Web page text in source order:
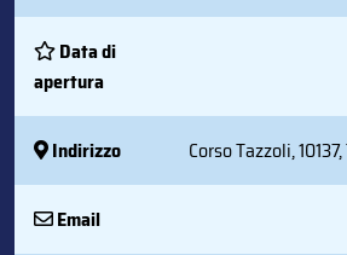
Data di
apertura
Indirizzo Corso Tazzoli,
Email